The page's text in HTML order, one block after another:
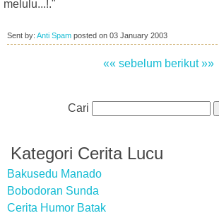
melulu...!."
Sent by: Anti Spam posted on 03 January 2003
«« sebelum berikut »»
Cari
Kategori Cerita Lucu
Bakusedu Manado
Bobodoran Sunda
Cerita Humor Batak